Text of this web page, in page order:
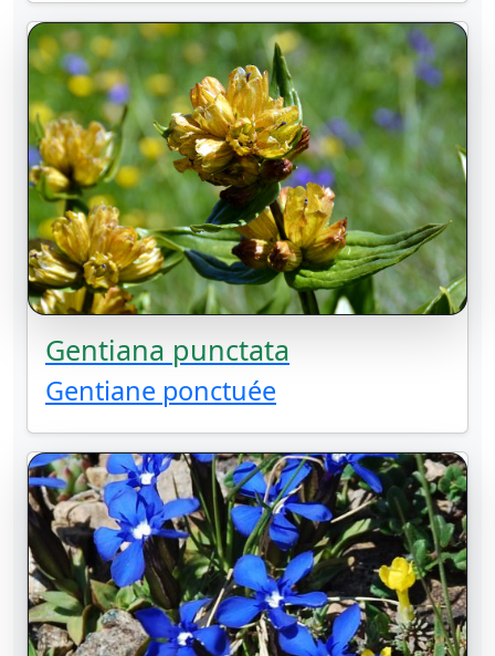
Gentiana punctata
Gentiane ponctuée